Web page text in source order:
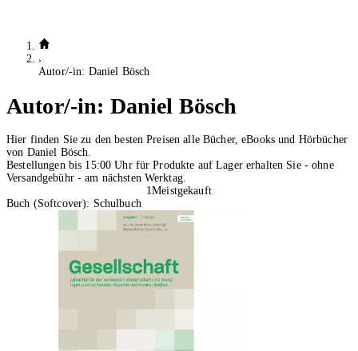
Autor/-in: Daniel Bösch
Autor/-in: Daniel Bösch
Hier finden Sie zu den besten Preisen alle Bücher, eBooks und Hörbücher
von Daniel Bösch.
Bestellungen bis 15:00 Uhr für Produkte auf Lager erhalten Sie - ohne
Versandgebühr - am nächsten Werktag.
1Meistgekauft
Buch (Softcover): Schulbuch